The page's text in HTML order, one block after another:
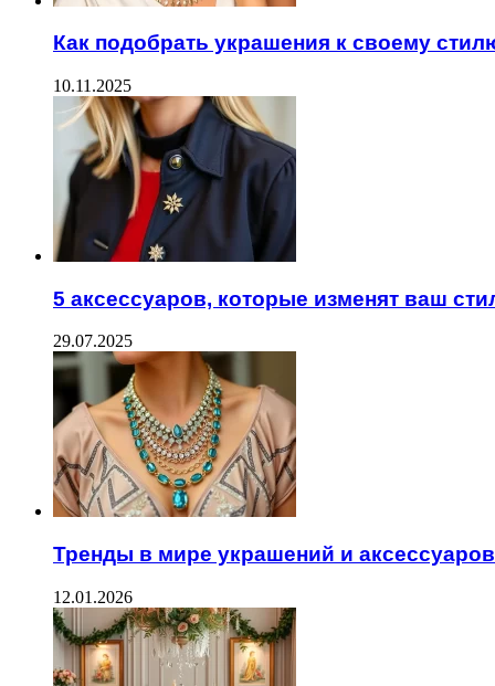
Как подобрать украшения к своему
10.11.2025
5 аксессуаров, которые изменят ваш
29.07.2025
Тренды в мире украшений и аксессуаров
12.01.2026